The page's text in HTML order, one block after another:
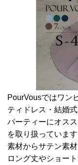
PourVousではワン
ティドレス・結婚
パーティーにオス
を取り扱っていま
素材からサテン素
ロング丈やショー